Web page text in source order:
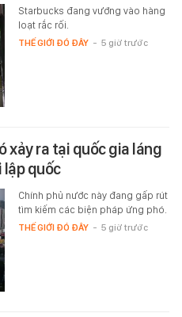
Starbucks đang vướng vào hàng
loạt rắc rối.
THẾ GIỚI ĐÓ ĐÂY - 5 giờ trước
xảy ra tại quốc gia láng
lập quốc
Chính phủ nước này đang gấp rút
tìm kiếm các biện pháp ứng phó.
THẾ GIỚI ĐÓ ĐÂY - 5 giờ trước